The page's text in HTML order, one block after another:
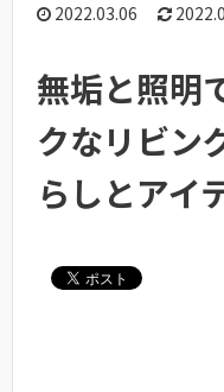
2022.03.06
無垢と照明
クなリビン
らしとアイ